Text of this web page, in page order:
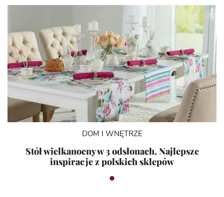
DOM I WNĘTRZE
Stół wielkanocny w 3 odsłonach. Najlepsze
inspiracje z polskich sklepów